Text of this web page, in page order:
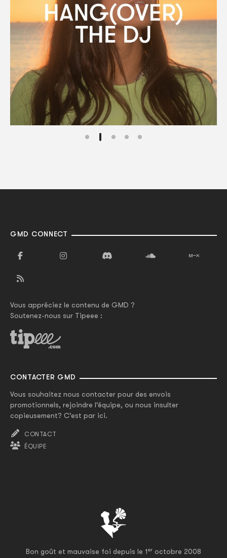
Bon goût et mauvaise foi depuis le 1er octobre 2008
GMD CONNECT
Vous appréciez le contenu de GMD ?
Soutenez-nous sur Tipeee :
CONTACTER GMD
Vous souhaitez nous contacter pour des envois
promotionnels, rejoindre l'équipe, ou nous insulter
copieusement? C'est par ici.
CONTACT
ÉQUIPE